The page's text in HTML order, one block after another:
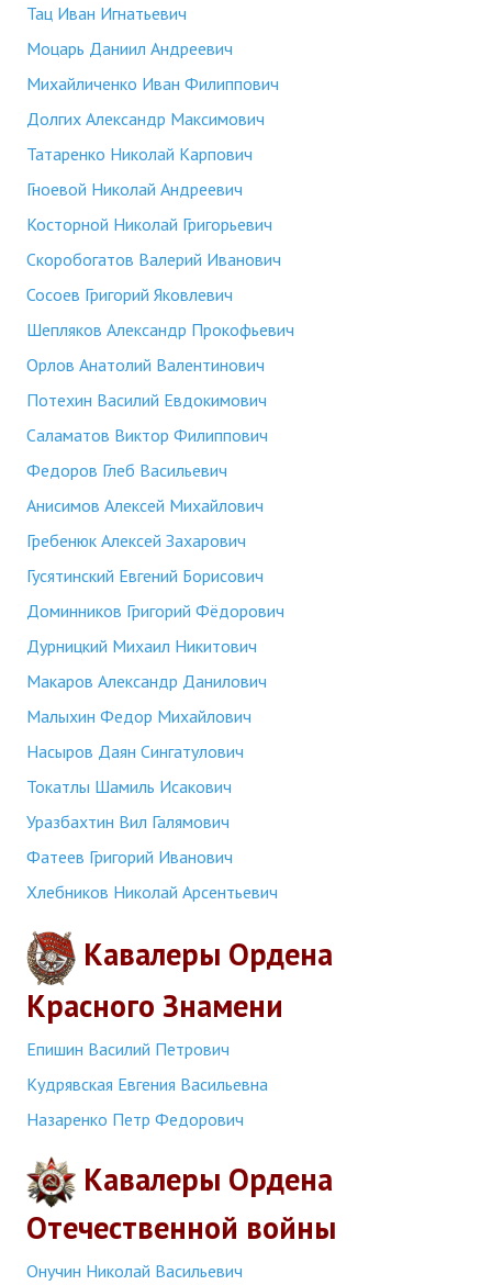
Тац Иван Игнатьевич
Моцарь Даниил Андреевич
Михайличенко Иван Филиппович
Долгих Александр Максимович
Татаренко Николай Карпович
Гноевой Николай Андреевич
Косторной Николай Григорьевич
Скоробогатов Валерий Иванович
Сосоев Григорий Яковлевич
Шепляков Александр Прокофьевич
Орлов Анатолий Валентинович
Потехин Василий Евдокимович
Саламатов Виктор Филиппович
Федоров Глеб Васильевич
Анисимов Алексей Михайлович
Гребенюк Алексей Захарович
Гусятинский Евгений Борисович
Доминников Григорий Фёдорович
Дурницкий Михаил Никитович
Макаров Александр Данилович
Малыхин Федор Михайлович
Насыров Даян Сингатулович
Токатлы Шамиль Исакович
Уразбахтин Вил Галямович
Фатеев Григорий Иванович
Хлебников Николай Арсентьевич
Кавалеры Ордена
Красного Знамени
Епишин Василий Петрович
Кудрявская Евгения Васильевна
Назаренко Петр Федорович
Кавалеры Ордена
Отечественной войны
Онучин Николай Васильевич